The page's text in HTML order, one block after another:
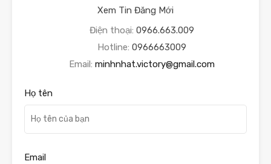
Xem Tin Đăng Mới
Điện thoại: 0966.663.009
Hotline: 0966663009
Email: minhnhat.victory@gmail.com
Họ tên
Email